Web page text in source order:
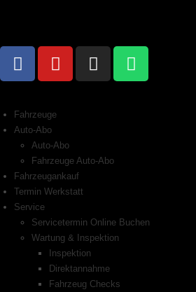
Fahrzeuge
Auto-Abo
Auto-Abo
Fahrzeuge Auto-Abo
Fahrzeugankauf
Termin Werkstatt
Service
Servicetermin Online Buchen
Wartung & Inspektion
Inspektion
Direktannahme
Fahrzeug Checks